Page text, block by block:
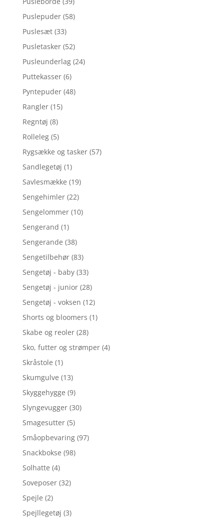
Puslepuder (58)
Puslesæt (33)
Pusletasker (52)
Pusleunderlag (24)
Puttekasser (6)
Pyntepuder (48)
Rangler (15)
Regntøj (8)
Rolleleg (5)
Rygsække og tasker (57)
Sandlegetøj (1)
Savlesmække (19)
Sengehimler (22)
Sengelommer (10)
Sengerand (1)
Sengerande (38)
Sengetilbehør (83)
Sengetøj - baby (33)
Sengetøj - junior (28)
Sengetøj - voksen (12)
Shorts og bloomers (1)
Skabe og reoler (28)
Sko, futter og strømper (4)
Skråstole (1)
Skumgulve (13)
Skyggehygge (9)
Slyngevugger (30)
Smagesutter (5)
Småopbevaring (97)
Snackbokse (98)
Solhatte (4)
Soveposer (32)
Spejle (2)
Spejllegetøj (3)